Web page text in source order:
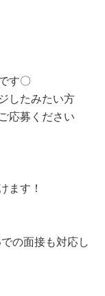
す〇
したみたい方
応募ください
ます！
の面接も対応し